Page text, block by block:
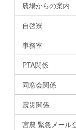
農場からの案内
自啓寮
事務室
PTA関係
同窓会関係
震災関係
宮農 緊急メール